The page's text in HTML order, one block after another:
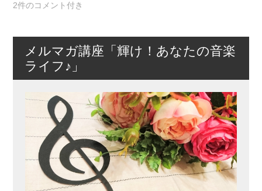
2件のコメント付き
メルマガ講座「輝け！あなたの音楽
ライフ♪」